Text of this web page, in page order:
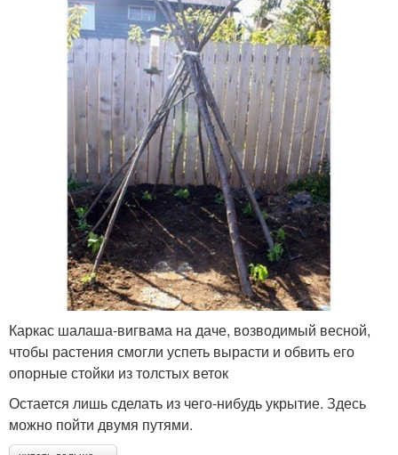
Каркас шалаша-вигвама на даче, возводимый весной,
чтобы растения смогли успеть вырасти и обвить его
опорные стойки из толстых веток
Остается лишь сделать из чего-нибудь укрытие. Здесь
можно пойти двумя путями.